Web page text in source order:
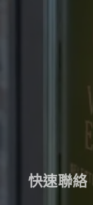
快速聯絡